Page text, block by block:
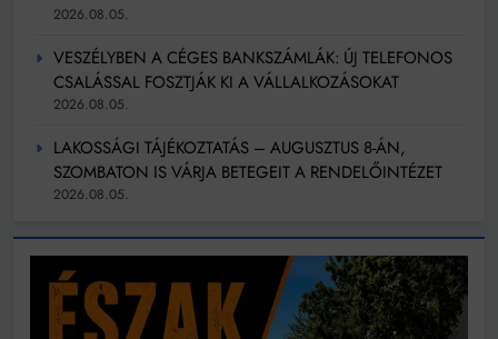
2026.08.05.
VESZÉLYBEN A CÉGES BANKSZÁMLÁK: ÚJ TELEFONOS
CSALÁSSAL FOSZTJÁK KI A VÁLLALKOZÁSOKAT
2026.08.05.
LAKOSSÁGI TÁJÉKOZTATÁS – AUGUSZTUS 8-ÁN,
SZOMBATON IS VÁRJA BETEGEIT A RENDELŐINTÉZET
2026.08.05.